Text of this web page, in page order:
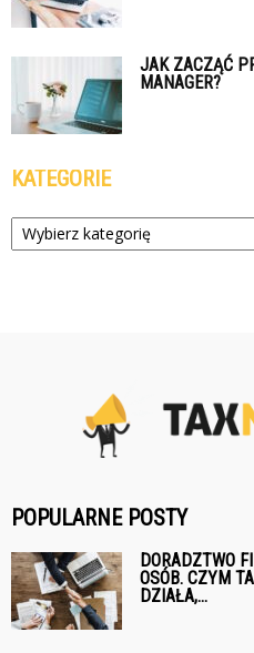
JAK ZACZĄĆ
MANAGER?
KATEGORIE
Kategorie
POPULARNE POSTY
DORADZTWO
OSÓB. CZYM
DZIAŁA,...